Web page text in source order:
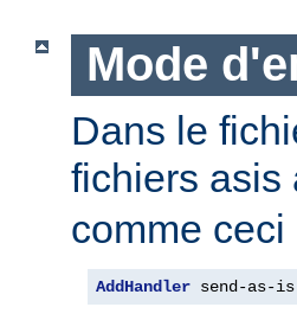
Mode
Dans le
fichiers
comme ceci
AddHandler send-as-